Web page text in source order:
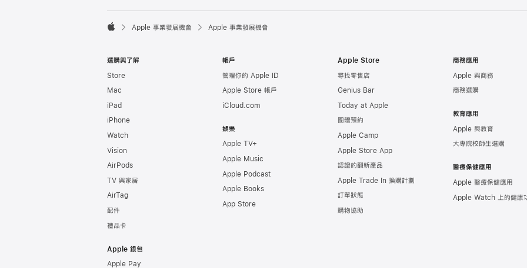

Apple 事業發展機會 Apple 事業發展機會
選購與了解
Store
Mac
iPad
iPhone
Watch
Vision
AirPods
TV 與家居
AirTag
配件
禮品卡
Apple 銀包
Apple Pay
帳戶
管理你的 Apple ID
Apple Store 帳戶
iCloud.com
娛樂
Apple TV+
Apple Music
Apple Podcast
Apple Books
App Store
Apple Store
尋找零售店
Genius Bar
Today at Apple
團體預約
Apple Camp
Apple Store App
認證的翻新產品
Apple Trade In 換購計劃
訂單狀態
購物協助
商務應用
Apple 與商務
商務選購
教育應用
Apple 與教育
大專院校師生選購
醫療保健應用
Apple 醫療保健應用
Apple Watch 上的健康